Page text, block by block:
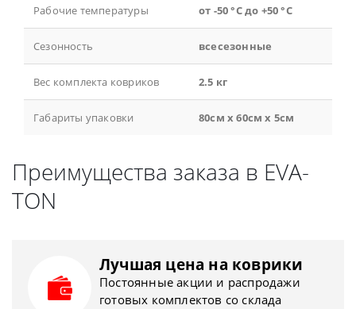
Рабочие температуры от -50 °С до +50 °С
Сезонность всесезонные
Вес комплекта ковриков 2.5 кг
Габариты упаковки 80см x 60см x 5см
Преимущества заказа в EVA-
TON
Лучшая цена на коврики
Постоянные акции и распродажи
готовых комплектов со склада